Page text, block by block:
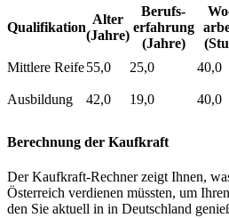
Qualifikation
Alter
(Jahre)
Berufs­
erfahrung
(Jahre)
Mittlere Reife55,0 25,0 40,0
Ausbildung
42,0 19,0 40,0
Berechnung der Kaufkraft
Der Kaufkraft-Rechner zeigt Ihnen,
Österreich verdienen müssten, um
den Sie aktuell in in Deutschland